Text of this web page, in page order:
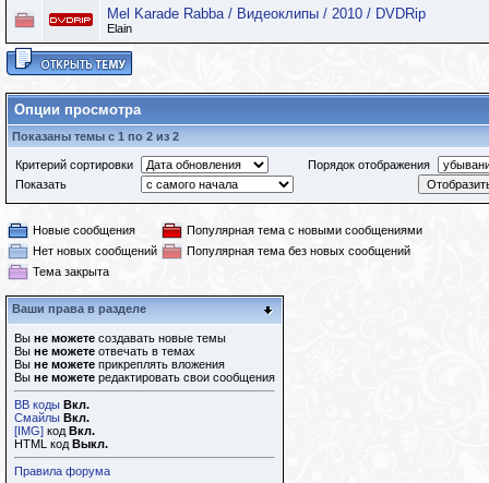
Mel Karade Rabba / Видеоклипы / 2010 / DVDRip
Elain
Опции просмотра
Показаны темы с 1 по 2 из 2
Критерий сортировки
Порядок отображения
Показать
Новые сообщения
Популярная тема с новыми сообщениями
Нет новых сообщений
Популярная тема без новых сообщений
Тема закрыта
Ваши права в разделе
Вы не можете создавать новые темы
Вы не можете отвечать в темах
Вы не можете прикреплять вложения
Вы не можете редактировать свои сообщения
BB коды Вкл.
Смайлы Вкл.
[IMG] код Вкл.
HTML код Выкл.
Правила форума